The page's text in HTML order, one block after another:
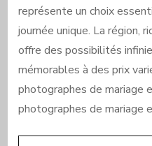
représente un choix
journée unique. La région,
offre des possibilités
mémorables à des prix
photographes de mariage
photographes de mariage